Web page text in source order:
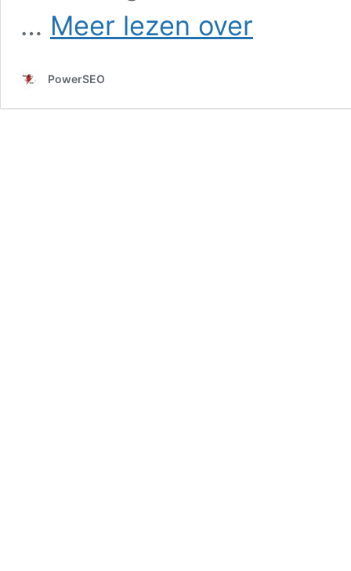
… Meer lezen over
PowerSEO